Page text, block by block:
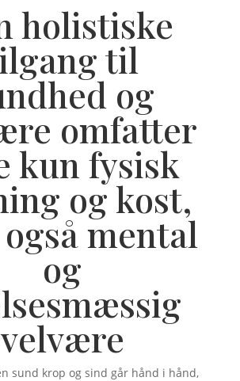
holistiske
til
og
omfatter
kun fysisk
og kost,
mental
og
velvære
sund krop og sind går hånd i hånd,